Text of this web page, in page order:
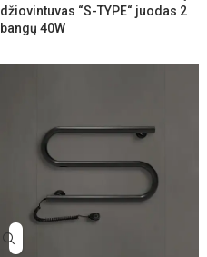
džiovintuvas “S-TYPE“ juodas 2
bangų 40W